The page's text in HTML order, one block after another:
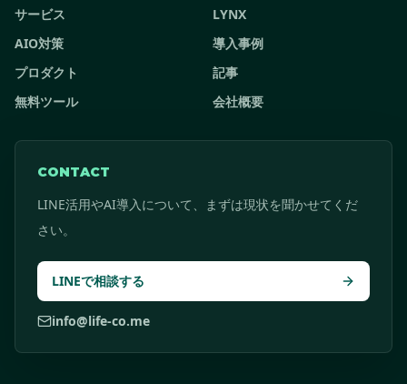
サービス
LYNX
AIO対策
導入事例
プロダクト
記事
無料ツール
会社概要
CONTACT
LINE活用やAI導入について、まずは現状を聞かせてくだ
さい。
LINEで相談する
info@life-co.me